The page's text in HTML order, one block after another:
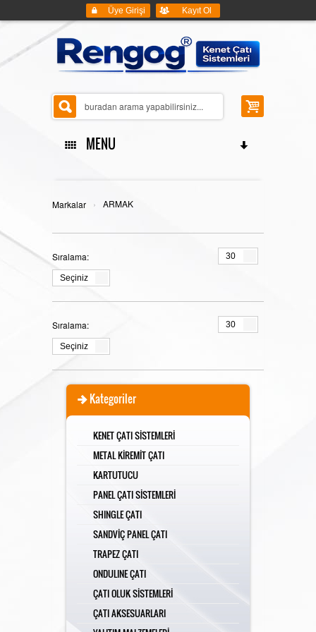
Üye Girişi Kayıt Ol
MENU
ANASAYFA
KENET ÇATI SİSTEMLERİ
YALITIM MALZEMELERİ
MAKALELER
Kar Tutucu
Villa Tipi Kar Tutucu
Kenet Çatı Kartutucu
Kenet Çatı
Metal Kiremit Çatı
VİDEOLAR
İLETİŞİM
Markalar › ARMAK
Sıralama:
Seçiniz
30
Sıralama:
Seçiniz
30
Kategoriler
KENET ÇATI SİSTEMLERİ
METAL KİREMİT ÇATI
KARTUTUCU
PANEL ÇATI SİSTEMLERİ
SHINGLE ÇATI
SANDVİÇ PANEL ÇATI
TRAPEZ ÇATI
ONDULINE ÇATI
ÇATI OLUK SİSTEMLERİ
ÇATI AKSESUARLARI